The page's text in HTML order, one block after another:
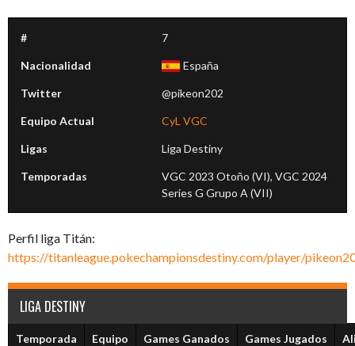
# 7
Nacionalidad España
Twitter @pikeon202
Equipo Actual CyL VGC
Ligas Liga Destiny
Temporadas
VGC 2023 Otoño (VI), VGC 2024
Series G Grupo A (VII)
Perfil liga Titán:
https://titanleague.pokechampionsdestiny.com/player/
LIGA DESTINY
Temporada Equipo Games Ganados Games Jugados